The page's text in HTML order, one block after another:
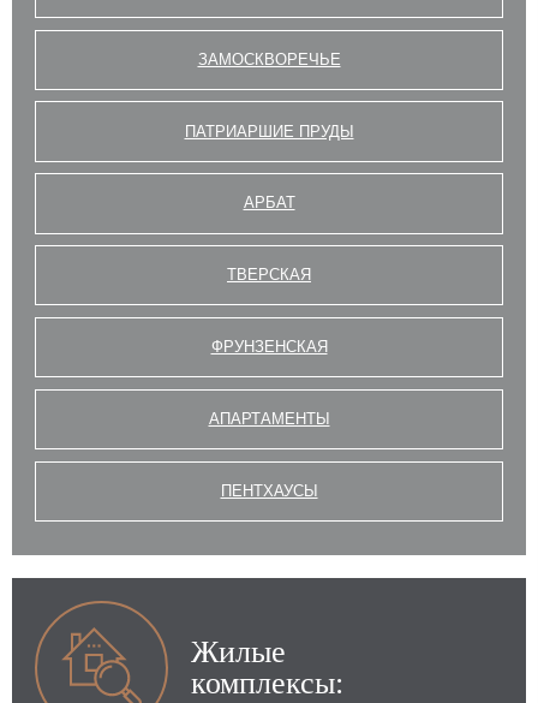
ЗАМОСКВОРЕЧЬЕ
ПАТРИАРШИЕ ПРУДЫ
АРБАТ
ТВЕРСКАЯ
ФРУНЗЕНСКАЯ
АПАРТАМЕНТЫ
ПЕНТХАУСЫ
Жилые
комплексы: